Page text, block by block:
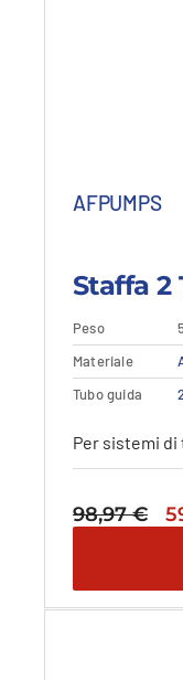
Aggiungi
AFPUMPS
Staffa 2
Peso
Materiale
Tubo guida
Per sistemi di
98,97€
Il